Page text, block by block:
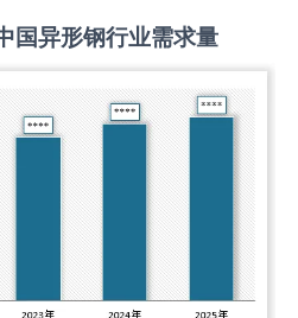
国异形钢行业需求量